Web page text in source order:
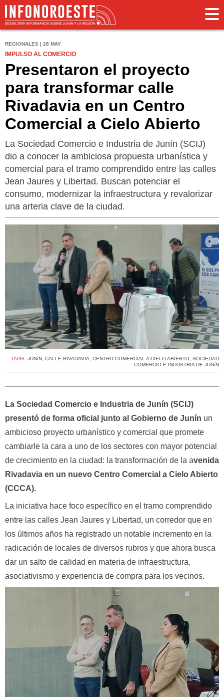
REGIONALES | 28 MAY
IMPULSO AL COMERCIO
Presentaron el proyecto
para transformar calle
Rivadavia en un Centro
Comercial a Cielo Abierto
La Sociedad Comercio e Industria de Junín (SCIJ)
dio a conocer la ambiciosa propuesta urbanística y
comercial para el tramo comprendido entre las calles
Jean Jaures y Libertad. Buscan potenciar el
consumo, modernizar la infraestructura y revalorizar
una arteria clave de la ciudad.
TAGS: JUNíN, CALLE RIVADAVIA, CENTRO COMERCIAL A CIELO ABIERTO, SOCIEDAD
COMERCIO E INDUSTRIA DE JUNíN
La Sociedad Comercio e Industria de Junín (SCIJ)
presentó de forma oficial junto al Gobierno de Junín un
ambicioso proyecto urbanístico y comercial que promete
cambiarle la cara a uno de los sectores con mayor potencial
de crecimiento en la ciudad: la transformación de la avenida
Rivadavia en un nuevo Centro Comercial a Cielo Abierto
(CCCA).
La iniciativa hace foco específico en el tramo comprendido
entre las calles Jean Jaures y Libertad, un corredor que en
los últimos años ha registrado un notable incremento en la
radicación de locales de diversos rubros y que ahora busca
dar un salto de calidad en materia de infraestructura,
asociativismo y experiencia de compra para los vecinos.